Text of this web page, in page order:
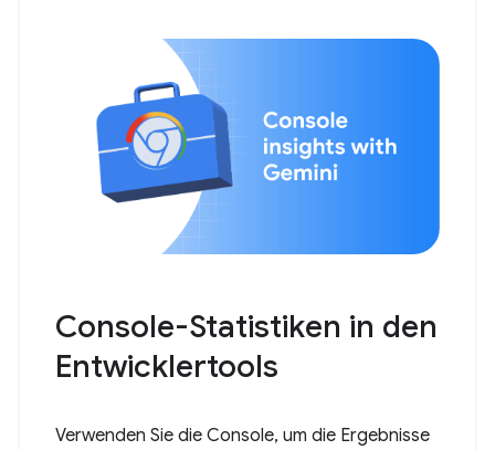
Console-Statistiken in den
Entwicklertools
Verwenden Sie die Console, um die Ergebnisse